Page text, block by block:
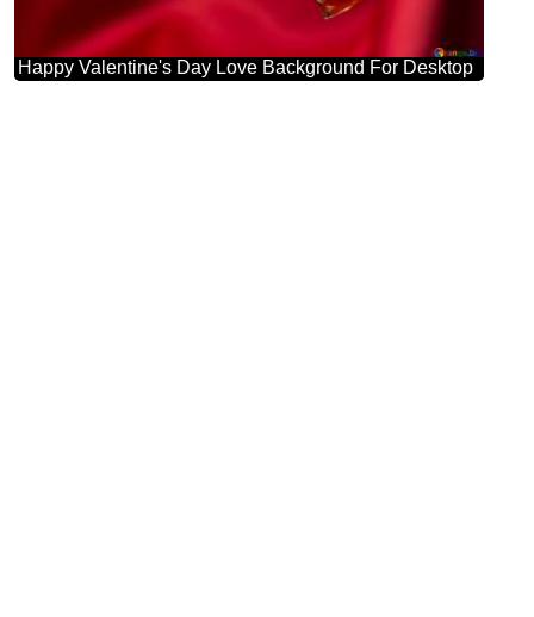
Happy Valentine's Day Love Background For Desktop